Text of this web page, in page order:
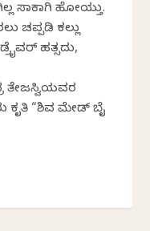
ಸಾಕಾಗಿ ಹೋಯ್ತು.
ಚಪ್ಪಡಿ ಕಲ್ಲು
ಹತ್ಸದು,
ತೇಜಸ್ವಿಯವರ
ಕೃತಿ “ಶಿವ ಮೇಡ್‌ ಬೈ